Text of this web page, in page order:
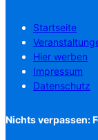
Startseite
Hier werben
Impressum
Datenschutz
Nichts verpassen: